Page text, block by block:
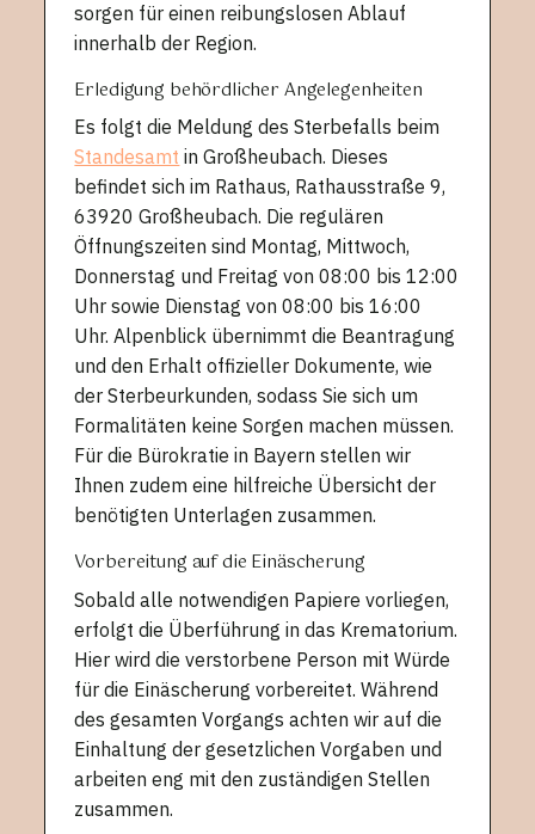
sorgen für einen reibungslosen Ablauf
innerhalb der Region.
Erledigung behördlicher Angelegenheiten
Es folgt die Meldung des Sterbefalls beim
Standesamt in Großheubach. Dieses
befindet sich im Rathaus, Rathausstraße 9,
63920 Großheubach. Die regulären
Öffnungszeiten sind Montag, Mittwoch,
Donnerstag und Freitag von 08:00 bis 12:00
Uhr sowie Dienstag von 08:00 bis 16:00
Uhr. Alpenblick übernimmt die Beantragung
und den Erhalt offizieller Dokumente, wie
der Sterbeurkunden, sodass Sie sich um
Formalitäten keine Sorgen machen müssen.
Für die Bürokratie in Bayern stellen wir
Ihnen zudem eine hilfreiche Übersicht der
benötigten Unterlagen zusammen.
Vorbereitung auf die Einäscherung
Sobald alle notwendigen Papiere vorliegen,
erfolgt die Überführung in das Krematorium.
Hier wird die verstorbene Person mit Würde
für die Einäscherung vorbereitet. Während
des gesamten Vorgangs achten wir auf die
Einhaltung der gesetzlichen Vorgaben und
arbeiten eng mit den zuständigen Stellen
zusammen.